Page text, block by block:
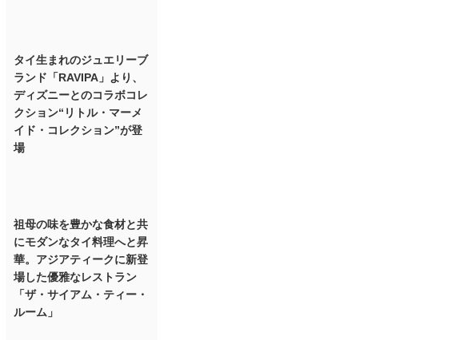
タイ生まれのジュエリーブ
ランド「RAVIPA」より、
ディズニーとのコラボコレ
クション“リトル・マーメ
イド・コレクション”が登
場
祖母の味を豊かな食材と共
にモダンなタイ料理へと昇
華。アジアティークに新登
場した優雅なレストラン
「ザ・サイアム・ティー・
ルーム」